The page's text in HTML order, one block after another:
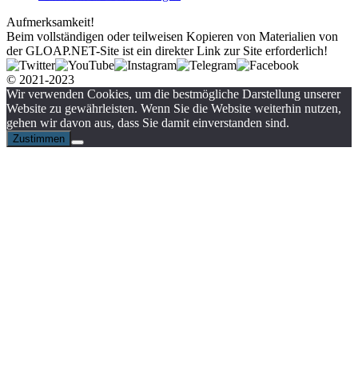
Aufmerksamkeit!
Beim vollständigen oder teilweisen Kopieren von Materialien von
der GLOAP.NET-Site ist ein direkter Link zur Site erforderlich!
© 2021-2023
Wir verwenden Cookies, um die bestmögliche Darstellung unserer
Website zu gewährleisten. Wenn Sie die Website weiterhin nutzen,
gehen wir davon aus, dass Sie damit einverstanden sind.
Zustimmen